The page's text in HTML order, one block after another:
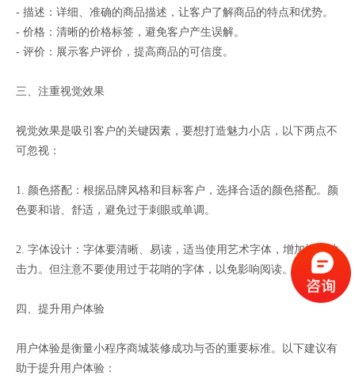
- 描述：详细、准确的商品描述，让客户了解商品的特点和优势。
- 价格：清晰的价格标签，避免客户产生误解。
- 评价：展示客户评价，提高商品的可信度。
三、注重视觉效果
视觉效果是吸引客户的关键因素，要想打造魅力小店，以下两点不
可忽视：
1. 颜色搭配：根据品牌风格和目标客户，选择合适的颜色搭配。颜
色要和谐、舒适，避免过于刺眼或单调。
2. 字体设计：字体要清晰、易读，适当使用艺术字体，增加视觉冲
击力。但注意不要使用过于花哨的字体，以免影响阅读。
四、提升用户体验
用户体验是衡量小程序商城装修成功与否的重要标准。以下建议有
助于提升用户体验：